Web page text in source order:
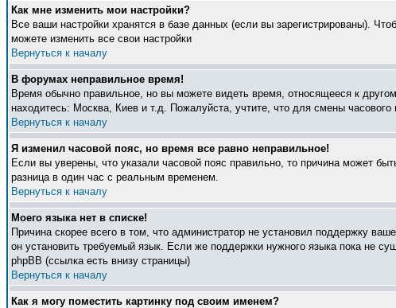
Как мне изменить мои настройки?
Все ваши настройки хранятся в базе данных (если вы зарегистрированы).
можете изменить все свои настройки
Вернуться к началу
В форумах неправильное время!
Время обычно правильное, но вы можете видеть время, относящееся к
находитесь: Москва, Киев и т.д. Пожалуйста, учтите, что для смены
Вернуться к началу
Я изменил часовой пояс, но время все равно неправильное!
Если вы уверены, что указали часовой пояс правильно, то причина может
разница в один час с реальным временем.
Вернуться к началу
Моего языка нет в списке!
Причина скорее всего в том, что администратор не установил поддержку
он установить требуемый язык. Если же поддержки нужного языка пока не
phpBB (ссылка есть внизу страницы)
Вернуться к началу
Как я могу поместить картинку под своим именем?